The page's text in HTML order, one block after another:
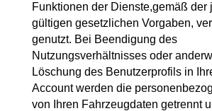
Funktionen der Dienste,gemäß der
gültigen gesetzlichen Vorgaben,
genutzt. Bei Beendigung des
Nutzungsverhältnisses oder
Löschung des Benutzerprofils in
Account werden die
von Ihren Fahrzeugdaten getrennt